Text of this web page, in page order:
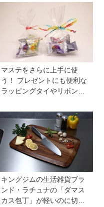
マステをさらに上手に使
う！ プレゼントにも便利な
ラッピングタイやリボンが
スパレード／シヤチハタ】
キングジムの生活雑貨ブラ
ンド・ラチュナの「ダマス
カス包丁」が軽いのに切れ